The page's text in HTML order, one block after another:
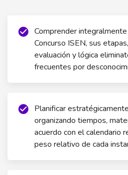
check_circle Comprender
Concurso ISEN, sus
evaluación y lógica
frecuentes por
check_circle Planificar
organizando tiempos,
acuerdo con el calendario
peso relativo de cada